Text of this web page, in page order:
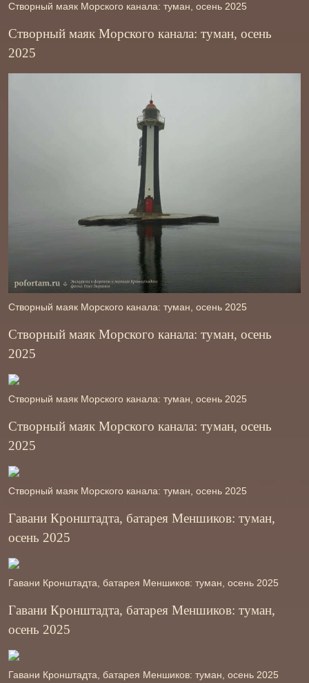
Створный маяк Морского канала: туман, осень 2025
Створный маяк Морского канала: туман, осень
2025
Створный маяк Морского канала: туман, осень 2025
Створный маяк Морского канала: туман, осень
2025
Створный маяк Морского канала: туман, осень 2025
Створный маяк Морского канала: туман, осень
2025
Створный маяк Морского канала: туман, осень 2025
Гавани Кронштадта, батарея Меншиков: туман,
осень 2025
Гавани Кронштадта, батарея Меншиков: туман, осень 2025
Гавани Кронштадта, батарея Меншиков: туман,
осень 2025
Гавани Кронштадта, батарея Меншиков: туман, осень 2025